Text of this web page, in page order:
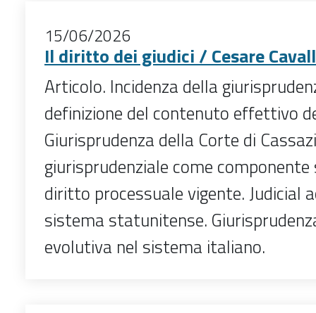
15/06/2026
Il diritto dei giudici / Cesare
Articolo. Incidenza della
definizione del contenuto effettivo
Giurisprudenza della Corte di
giurisprudenziale come
diritto processuale vigente. Judicial
sistema statunitense.
evolutiva nel sistema italiano.